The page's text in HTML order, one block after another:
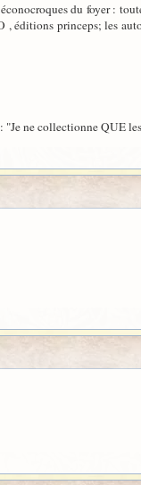
du foyer :
, éditions princeps; les
ne collectionne QUE